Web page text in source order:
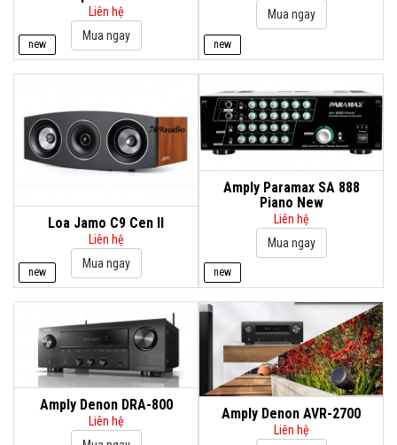
new
Liên hệ
new
new
Loa Jamo C9 Cen II
Liên hệ
new
Amply Paramax SA 888
Piano New
Liên hệ
Amply Denon DRA-800
Liên hệ Amply Denon AVR-2700
Liên hệ